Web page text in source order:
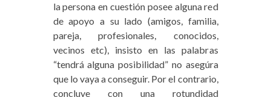
la persona en cuestión posee alguna red
de apoyo a su lado (amigos, familia,
pareja, profesionales, conocidos,
vecinos etc), insisto en las palabras
“tendrá alguna posibilidad” no asegúra
que lo vaya a conseguir. Por el contrario,
concluye con una rotundidad